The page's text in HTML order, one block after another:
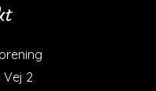
Vej 2